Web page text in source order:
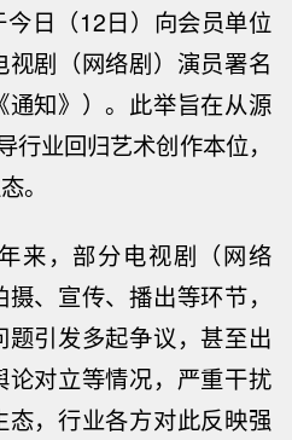
日（12日） 向会员单位
剧（网络剧）演员署名
知》）。此举旨在从源
行业回归艺术创作本位，
。
来，部分电视剧（网络
、宣传、播出等环节，
题引发多起争议，甚至出
对立等情况，严重干扰
态，行业各方对此反映强